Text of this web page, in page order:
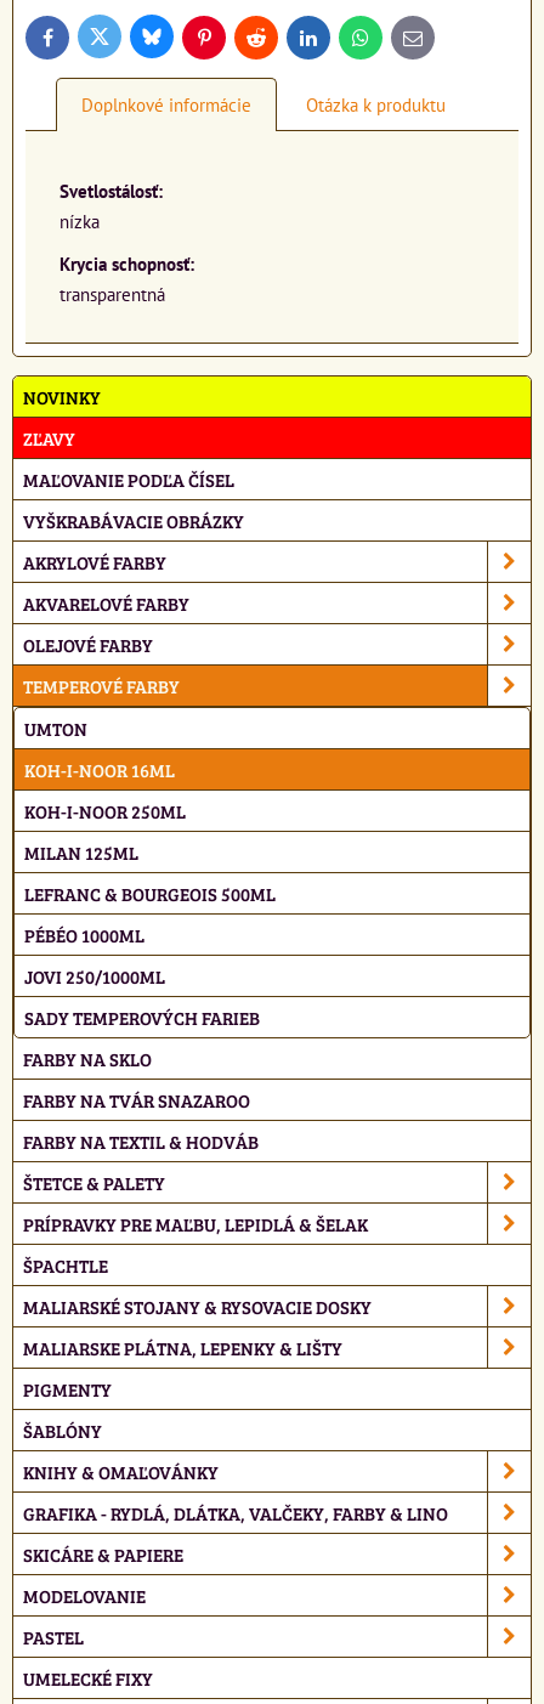
FacebookTwitter BlueskyPinterestReddit LinkedInWhatsApp
E-
mail
Doplnkové informácie Otázka k produktu
Svetlostálosť:
nízka
Krycia schopnosť:
transparentná
NOVINKY
ZĽAVY
MAĽOVANIE PODĽA ČÍSEL
VYŠKRABÁVACIE OBRÁZKY
AKRYLOVÉ FARBY
AKVARELOVÉ FARBY
OLEJOVÉ FARBY
TEMPEROVÉ FARBY
UMTON
KOH-I-NOOR 16ML
KOH-I-NOOR 250ML
MILAN 125ML
LEFRANC & BOURGEOIS 500ML
PÉBÉO 1000ML
JOVI 250/1000ML
SADY TEMPEROVÝCH FARIEB
FARBY NA SKLO
FARBY NA TVÁR SNAZAROO
FARBY NA TEXTIL & HODVÁB
ŠTETCE & PALETY
PRÍPRAVKY PRE MAĽBU, LEPIDLÁ & ŠELAK
ŠPACHTLE
MALIARSKÉ STOJANY & RYSOVACIE DOSKY
MALIARSKE PLÁTNA, LEPENKY & LIŠTY
PIGMENTY
ŠABLÓNY
KNIHY & OMAĽOVÁNKY
GRAFIKA - RYDLÁ, DLÁTKA, VALČEKY, FARBY & LINO
SKICÁRE & PAPIERE
MODELOVANIE
PASTEL
UMELECKÉ FIXY